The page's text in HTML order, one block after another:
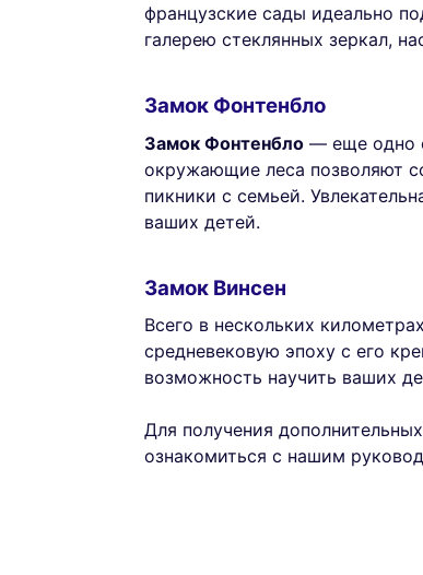
французские сады идеально
галерею стеклянных зеркал,
Замок Фонтенбло
Замок Фонтенбло — еще одно
окружающие леса позволяют
пикники с семьей.
ваших детей.
Замок Винсен
Всего в нескольких
средневековую эпоху с его
возможность научить ваших
Для получения
ознакомиться с нашим